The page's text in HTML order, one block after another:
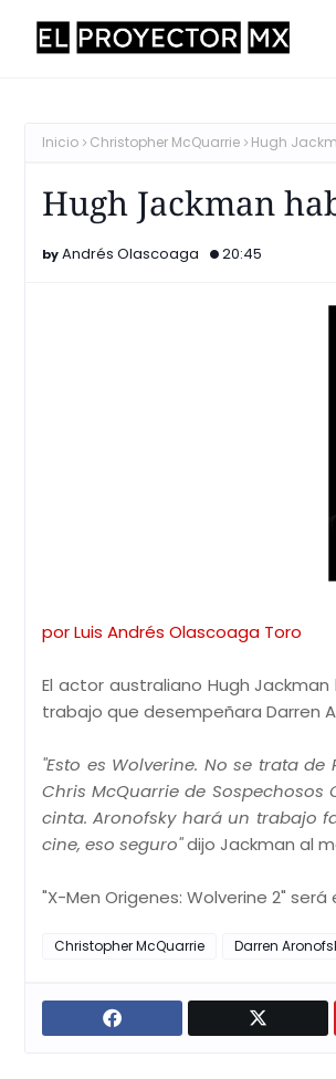
Inicio Christopher McQuarrie Hugh
Hugh Jackman
Andrés Olascoaga 20:45
por Luis Andrés Olascoaga Toro
El actor australiano Hugh
trabajo que desempeñara Darren
"Esto es Wolverine. No se trata
Chris McQuarrie de
cinta. Aronofsky hará un trabajo
cine, eso seguro"dijo Jackman al
"X-Men Origenes: Wolverine 2" será
Christopher McQuarrie Darren